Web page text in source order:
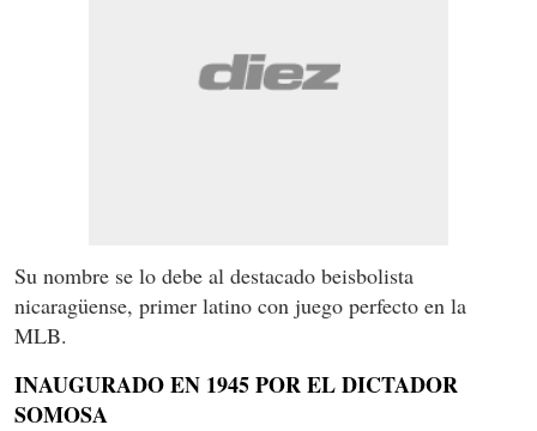
Su nombre se lo debe al destacado beisbolista
nicaragüense, primer latino con juego perfecto en la
MLB.
INAUGURADO EN 1945 POR EL DICTADOR
SOMOSA